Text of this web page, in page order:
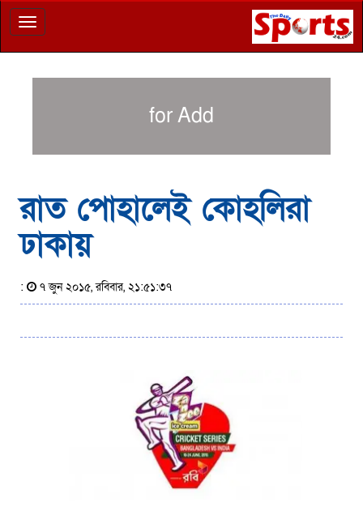
Toggle
navigation
for Add
রাত পোহালেই কোহলিরা
ঢাকায়
: ৭ জুন ২০১৫, রবিবার, ২১:৫১:৩৭